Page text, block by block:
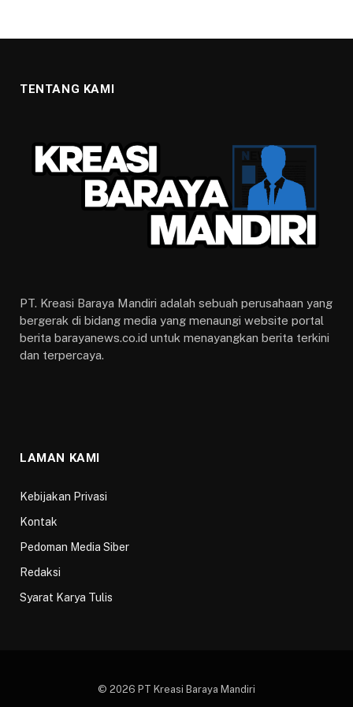
TENTANG KAMI
PT. Kreasi Baraya Mandiri adalah sebuah perusahaan yang
bergerak di bidang media yang menaungi website portal
berita barayanews.co.id untuk menayangkan berita terkini
dan terpercaya.
LAMAN KAMI
Kebijakan Privasi
Kontak
Pedoman Media Siber
Redaksi
Syarat Karya Tulis
© 2026 PT Kreasi Baraya Mandiri